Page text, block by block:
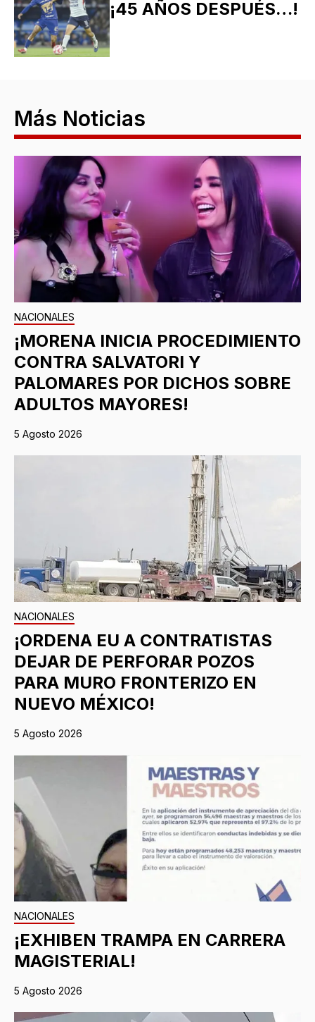
¡45 AÑOS DESPUÉS…!
Más Noticias
NACIONALES
¡MORENA INICIA PROCEDIMIENTO
CONTRA SALVATORI Y
PALOMARES POR DICHOS SOBRE
ADULTOS MAYORES!
5 Agosto 2026
NACIONALES
¡ORDENA EU A CONTRATISTAS
DEJAR DE PERFORAR POZOS
PARA MURO FRONTERIZO EN
NUEVO MÉXICO!
5 Agosto 2026
NACIONALES
¡EXHIBEN TRAMPA EN CARRERA
MAGISTERIAL!
5 Agosto 2026